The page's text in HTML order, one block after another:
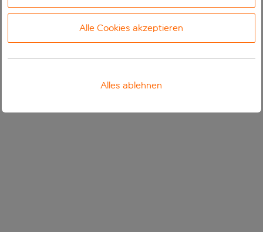
Alle Cookies akzeptieren
Alles ablehnen